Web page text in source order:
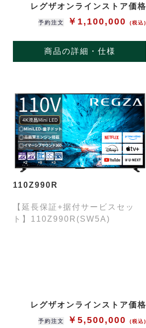
レグザオンラインストア価格
予約注文 ￥1,100,000(税込)
商品の詳細・仕様
110Z990R
【延長保証+据付サービスセッ
ト】110Z990R(SW5A)
レグザオンラインストア価格
予約注文 ￥5,500,000(税込)